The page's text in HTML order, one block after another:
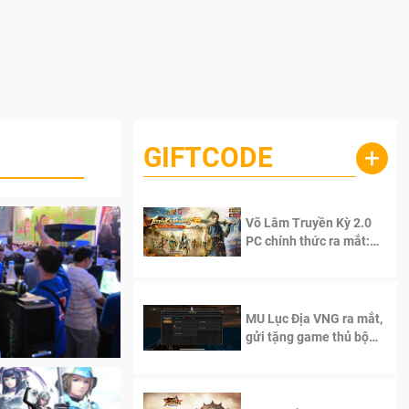
hình trực
AsiaSoft Online
GIFTCODE +
Võ Lâm Truyền Kỳ 2.0
PC chính thức ra mắt:
MU Lục Địa VNG ra mắt,
gửi tặng game thủ bộ